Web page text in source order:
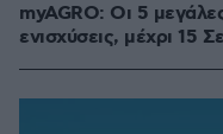
myAGRO: Οι 5
ενισχύσεις, μέχρι 15